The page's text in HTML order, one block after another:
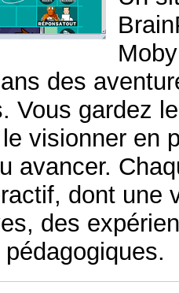
des
Vous gardez
visionner en
avancer.
dont une
des